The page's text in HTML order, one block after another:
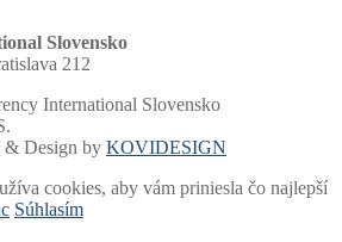
Slovensko
212
International Slovensko
& Design by KOVIDESIGN
cookies, aby vám priniesla čo najlepší
Súhlasím